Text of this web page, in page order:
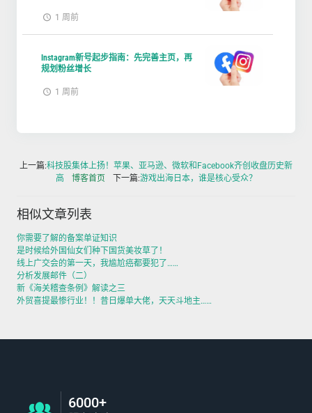
1 周前
Instagram新号起步指南：先完善主页，再
规划粉丝增长
1 周前
上一篇:科技股集体上扬！苹果、亚马逊、微软和Facebook齐创收盘历史新
高
博客首页 下一篇:游戏出海日本，谁是核心受众？
相似文章列表
你需要了解的备案单证知识
是时候给外国仙女们种下国货美妆草了！
线上广交会的第一天，我尴尬癌都要犯了……
分析发展邮件（二）
新《海关稽查条例》解读之三
外贸喜提最惨行业！！昔日爆单大佬，天天斗地主……
6000+